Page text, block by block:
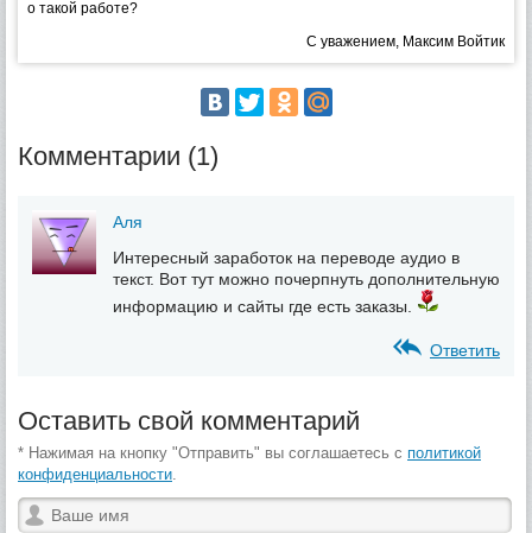
о такой работе?
С уважением, Максим Войтик
Комментарии (1)
Аля
Интересный заработок на переводе аудио в
текст. Вот тут можно почерпнуть дополнительную
информацию и сайты где есть заказы.
Ответить
Оставить свой комментарий
* Нажимая на кнопку "Отправить" вы соглашаетесь с политикой
конфиденциальности